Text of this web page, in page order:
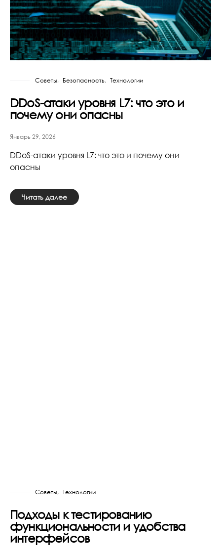
Советы Безопасность Технологии
DDoS-атаки уровня L7: что это и
почему они опасны
Январь 29, 2026
DDoS-атаки уровня L7: что это и почему они
опасны
Читать далее
Советы Технологии
Подходы к тестированию
функциональности и удобства
интерфейсов